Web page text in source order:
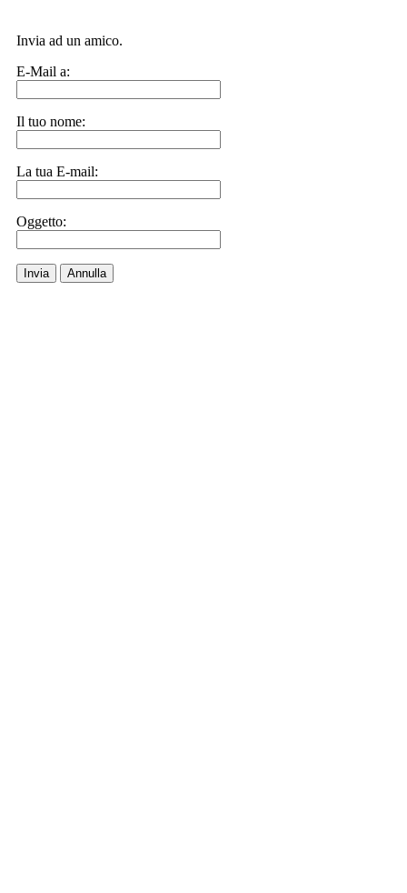
Invia ad un amico.
E-Mail a:
Il tuo nome:
La tua E-mail:
Oggetto:
Invia Annulla